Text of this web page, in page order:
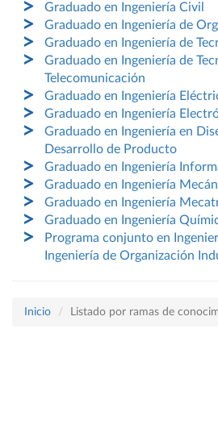
Graduado en Ingeniería Civil
Graduado en Ingeniería de
Graduado en Ingeniería de
Graduado en Ingeniería de
Telecomunicación
Graduado en Ingeniería
Graduado en Ingeniería
Graduado en Ingeniería en
Desarrollo de Producto
Graduado en Ingeniería
Graduado en Ingeniería
Graduado en Ingeniería
Graduado en Ingeniería
Programa conjunto en
Ingeniería de Organización
Inicio Listado por ramas de